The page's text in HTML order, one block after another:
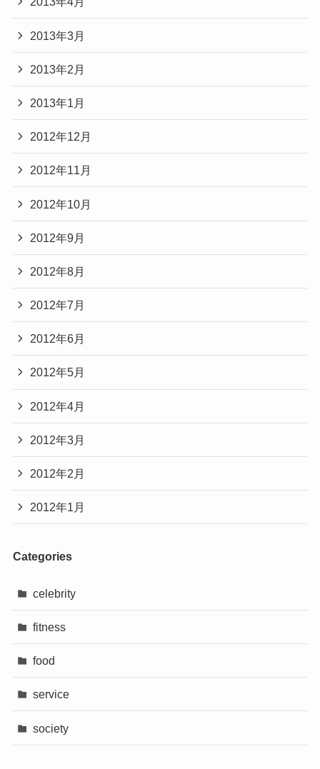
2013年3月
2013年2月
2013年1月
2012年12月
2012年11月
2012年10月
2012年9月
2012年8月
2012年7月
2012年6月
2012年5月
2012年4月
2012年3月
2012年2月
2012年1月
Categories
celebrity
fitness
food
service
society